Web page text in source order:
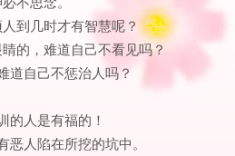
到几时才有智慧呢？
的，难道自己不看见吗？
道自己不惩治人吗？
的人是有福的！
人陷在所挖的坑中。